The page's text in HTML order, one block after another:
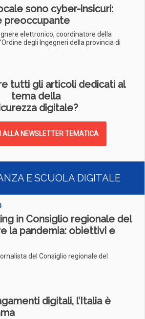
sono cyber-insicuri:
preoccupante
elettronico, coordinatore della
degli Ingegneri della provincia di
tutti gli articoli dedicati al
tema della
digitale?
ALLA NEWSLETTER TEMATICA
E SCUOLA DIGITALE
in Consiglio regionale del
la pandemia: obiettivi e
del Consiglio regionale del
digitali, l’Italia è